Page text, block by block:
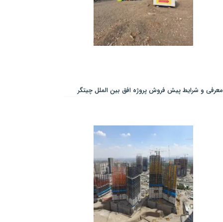
معرفی و شرایط پیش فروش پروژه افق بین الملل چیتگر